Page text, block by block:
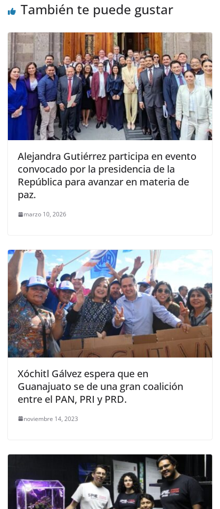
También te puede gustar
Alejandra Gutiérrez participa en evento
convocado por la presidencia de la
República para avanzar en materia de
paz.
marzo 10, 2026
Xóchitl Gálvez espera que en
Guanajuato se de una gran coalición
entre el PAN, PRI y PRD.
noviembre 14, 2023